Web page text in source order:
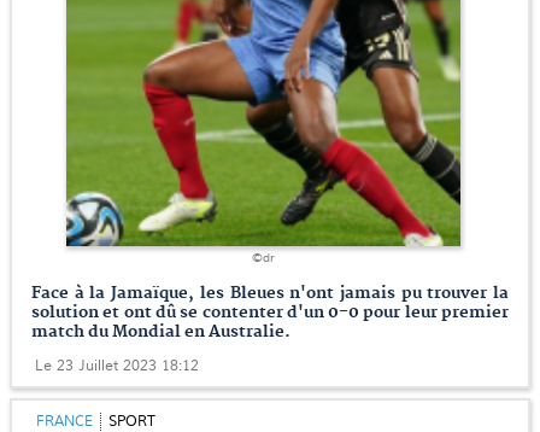
©dr
Face à la Jamaïque, les Bleues n'ont jamais pu trouver la
solution et ont dû se contenter d'un 0-0 pour leur premier
match du Mondial en Australie.
Le 23 Juillet 2023 18:12
FRANCE SPORT